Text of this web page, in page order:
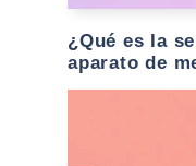
¿Qué es la
aparato de